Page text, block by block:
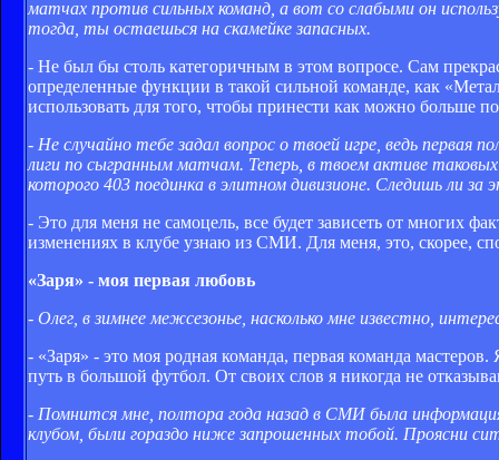
матчах против сильных команд, а вот со слабыми он
тогда, ты остаешься на скамейке запасных.
- Не был бы столь категоричным в этом вопросе. Сам
определенные функции в такой сильной команде, как
использовать для того, чтобы принести как можно больше
- Не случайно тебе задал вопрос о твоей игре, ведь первая
лиги по сыгранным матчам. Теперь, в твоем активе
которого 403 поединка в элитном дивизионе. Следишь ли
- Это для меня не самоцель, все будет зависеть от многих
изменениях в клубе узнаю из СМИ. Для меня, это, скорее,
«Заря» - моя первая любовь
- Олег, в зимнее межсезонье, насколько мне известно,
- «Заря» - это моя родная команда, первая команда
путь в большой футбол. От своих слов я никогда не
- Помнится мне, полтора года назад в СМИ была
клубом, были гораздо ниже запрошенных тобой. Проясни